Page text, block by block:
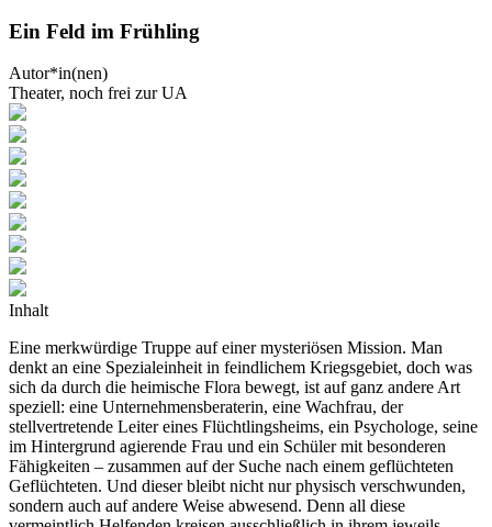
Ein Feld im Frühling
Autor*in(nen)
Theater, noch frei zur UA
Inhalt
Eine merkwürdige Truppe auf einer mysteriösen Mission. Man
denkt an eine Spezialeinheit in feindlichem Kriegsgebiet, doch was
sich da durch die heimische Flora bewegt, ist auf ganz andere Art
speziell: eine Unternehmensberaterin, eine Wachfrau, der
stellvertretende Leiter eines Flüchtlingsheims, ein Psychologe, seine
im Hintergrund agierende Frau und ein Schüler mit besonderen
Fähigkeiten – zusammen auf der Suche nach einem geflüchteten
Geflüchteten. Und dieser bleibt nicht nur physisch verschwunden,
sondern auch auf andere Weise abwesend. Denn all diese